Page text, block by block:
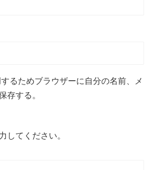
るためブラウザーに自分の名前、メ
存する。
してください。